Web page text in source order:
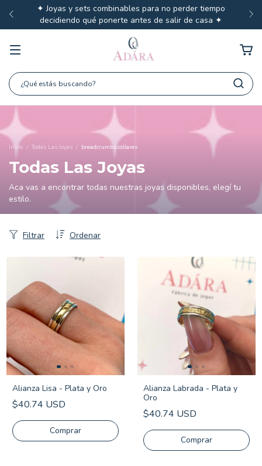
✦ Joyas y sets combinables para no perder tiempo
decidiendo qué ponerte antes de salir de casa ✦
Inicio / Todas Las Joyas / breadcrumbs.collares
Todas Las Joyas
Aca vas a encontrar todas nuestras joyas disponibles, elegí tu
estilo.
Ordenar
Filtrar
Alianza Lisa - Plata y Oro
$40.74 USD
Comprar
Alianza Labrada - Plata y
Oro
$40.74 USD
Comprar